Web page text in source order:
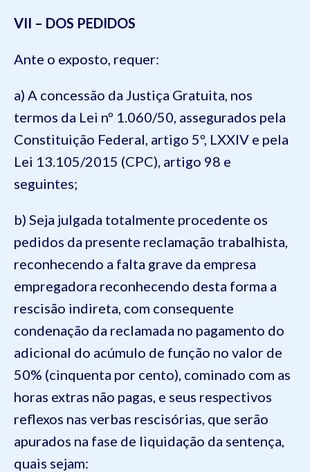
VII – DOS PEDIDOS
Ante o exposto, requer:
a) A concessão da Justiça Gratuita, nos
termos da Lei nº 1.060/50, assegurados pela
Constituição Federal, artigo 5º, LXXIV e pela
Lei 13.105/2015 (CPC), artigo 98 e
seguintes;
b) Seja julgada totalmente procedente os
pedidos da presente reclamação trabalhista,
reconhecendo a falta grave da empresa
empregadora reconhecendo desta forma a
rescisão indireta, com consequente
condenação da reclamada no pagamento do
adicional do acúmulo de função no valor de
50% (cinquenta por cento), cominado com as
horas extras não pagas, e seus respectivos
reflexos nas verbas rescisórias, que serão
apurados na fase de liquidação da sentença,
quais sejam: